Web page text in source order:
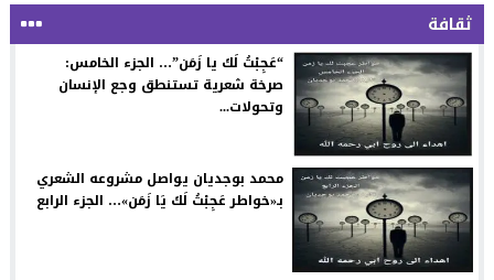
ثقافة
“عَجِبْتُ لَكَ يا زَمَن”… الجزء الخامس:
صرخة شعرية تستنطق وجع الإنسان
وتحولات...
محمد بوجديان يواصل مشروعه الشعري
بـ«خواطر عَجِبْتُ لَكَ يَا زَمَن»… الجزء الرابع